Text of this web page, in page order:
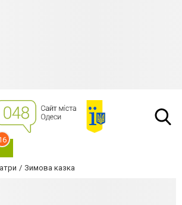
Зимова казка